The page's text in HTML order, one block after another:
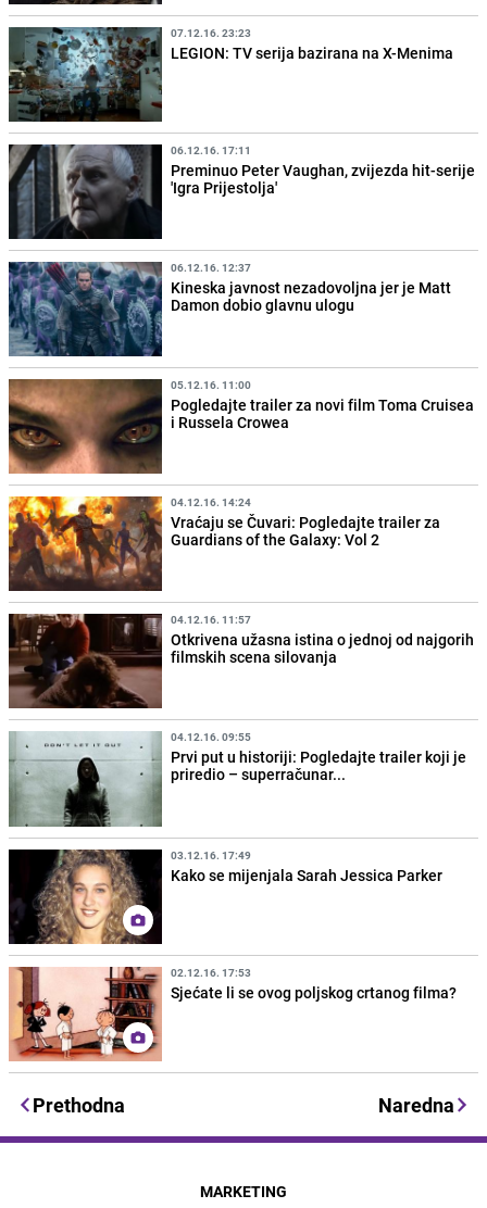
07.12.16. 23:23
LEGION: TV serija bazirana na X-Menima
06.12.16. 17:11
Preminuo Peter Vaughan, zvijezda hit-serije
'Igra Prijestolja'
06.12.16. 12:37
Kineska javnost nezadovoljna jer je Matt
Damon dobio glavnu ulogu
05.12.16. 11:00
Pogledajte trailer za novi film Toma Cruisea
i Russela Crowea
04.12.16. 14:24
Vraćaju se Čuvari: Pogledajte trailer za
Guardians of the Galaxy: Vol 2
04.12.16. 11:57
Otkrivena užasna istina o jednoj od najgorih
filmskih scena silovanja
04.12.16. 09:55
Prvi put u historiji: Pogledajte trailer koji je
priredio – superračunar...
03.12.16. 17:49
Kako se mijenjala Sarah Jessica Parker
02.12.16. 17:53
Sjećate li se ovog poljskog crtanog filma?
Prethodna Naredna
MARKETING